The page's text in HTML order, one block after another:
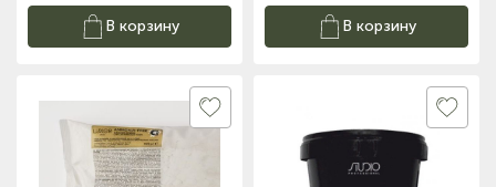
В корзину В корзину